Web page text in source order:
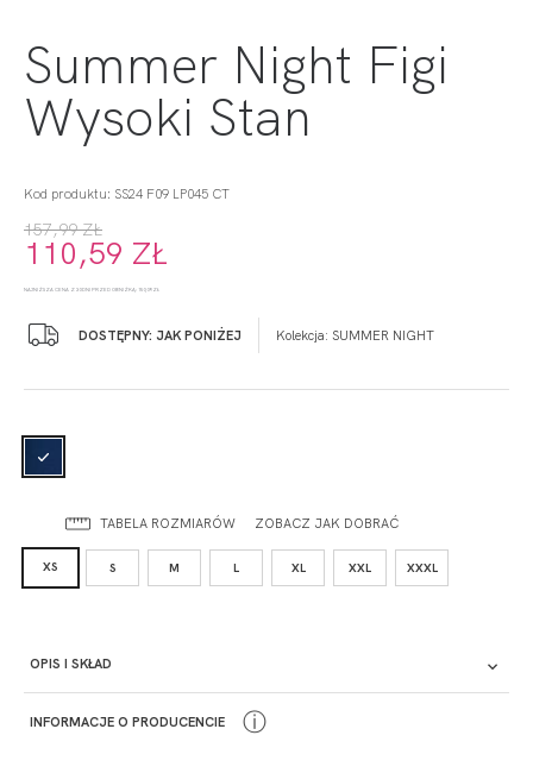
Summer Night Figi
Wysoki Stan
Kod produktu: SS24 F09 LP045 CT
157,99 ZŁ
110,59 ZŁ
NAJNIŻSZA CENA Z 30 DNI PRZED OBNIŻKĄ: 150,09 ZŁ
DOSTĘPNY: JAK PONIŻEJ Kolekcja: SUMMER NIGHT
TABELA ROZMIARÓW ZOBACZ JAK DOBRAĆ
XS S M L XL XXL XXXL
OPIS I SKŁAD
INFORMACJE O PRODUCENCIE ⓘ